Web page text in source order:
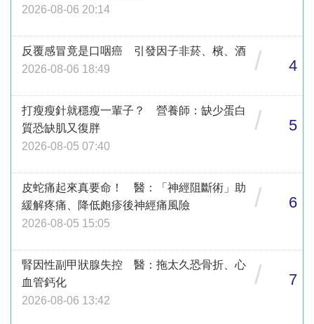
2026-08-06 20:14
反覆感冒竟是口咽癌 引發因子非菸、檳、酒
2026-08-06 18:49
/ 4
打瘦瘦針就穩瘦一輩子？ 營養師：缺少蛋白
質恐缺肌又復胖
2026-08-05 07:40
/ 5
皮蛇痛起來真要命！ 醫：「神經阻斷術」助
緩解疼痛、降低皰疹後神經痛風險
2026-08-05 15:05
/ 6
腎因性副甲狀腺失控 醫：拖太久恐骨折、心
血管鈣化
2026-08-06 13:42
/ 7